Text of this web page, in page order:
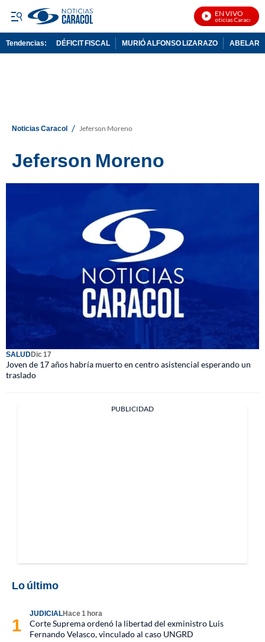
EN VIVO
Noticias Caracol En
Tendencias: DÉFICIT FISCAL MURIÓ ALFONSO LIZARAZO
Noticias Caracol / Jeferson Moreno
Jeferson Moreno
SALUDDic 17
Joven de 17 años habría muerto en centro asistencial esperando un
traslado
PUBLICIDAD
Lo último
JUDICIALHace 1 hora
Corte Suprema ordenó la libertad del exministro Luis
Fernando Velasco, vinculado al caso UNGRD